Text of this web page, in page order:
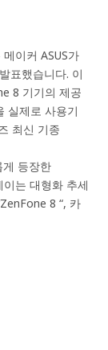
이커 ASUS가
표했습니다. 이
8 기기의 제공
실제로 사용기
최신 기종
등장한
는 대형화 추세
8 “, 카